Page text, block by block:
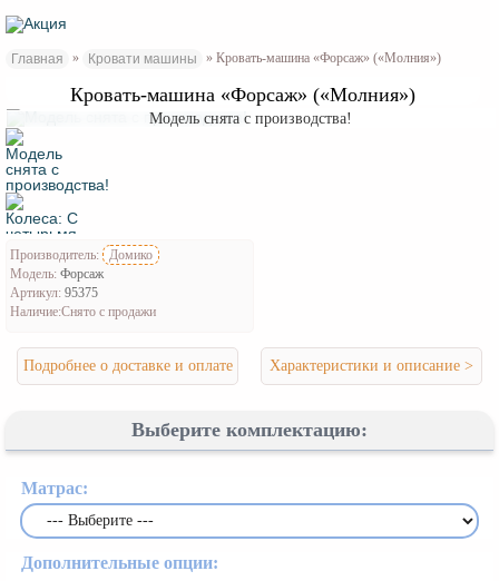
Главная » Кровати машины » Кровать-машина «Форсаж» («Молния»)
Кровать-машина «Форсаж» («Молния»)
Модель снята с производства!
Производитель:
Домико
Модель: Форсаж
Артикул: 95375
Наличие:Снято с продажи
Подробнее о доставке и оплате Характеристики и описание >
Выберите комплектацию:
Матрас:
Дополнительные опции: